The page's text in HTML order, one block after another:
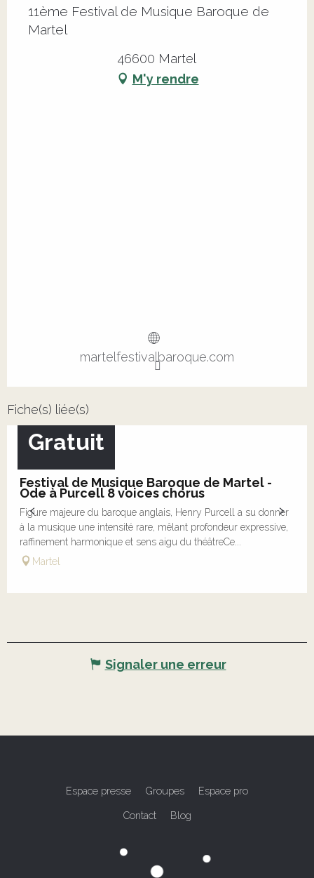
11ème Festival de Musique Baroque de
Martel
46600 Martel
M'y rendre
martelfestivalbaroque.com
Fiche(s) liée(s)
Gratuit
16
Festival de Musique Baroque de Martel -
Ode à Purcell 8 voices chorus
Figure majeure du baroque anglais, Henry Purcell a su donner
à la musique une intensité rare, mêlant profondeur expressive,
raffinement harmonique et sens aigu du théâtreCe...
Martel
Signaler une erreur
Espace presse Groupes Espace pro
Contact Blog